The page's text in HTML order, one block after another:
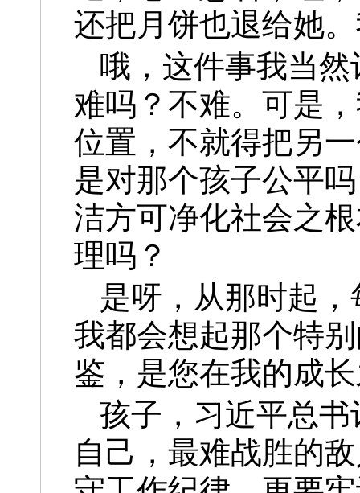
还把月饼也退给她
哦，这件事我当
难吗？不难。可是
位置，不就得把另
是对那个孩子公平
洁方可净化社会之
理吗？
是呀，从那时起
我都会想起那个特
鉴，是您在我的成
孩子，习近平总
自己，最难战胜的